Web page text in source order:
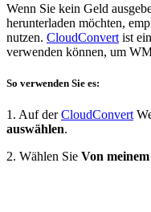
Wenn Sie kein Geld
herunterladen möchten,
nutzen. CloudConvert ist
verwenden können, um
So verwenden Sie es:
1. Auf derCloudConvert
auswählen.
2. Wählen Sie Von